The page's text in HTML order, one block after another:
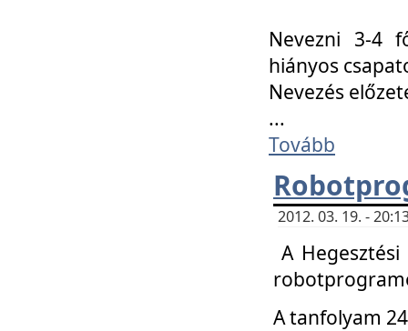
Nevezni 3-4
hiányos
Nevezés
...
Tovább
2012. 03. 19. -
A
A tanfolyam